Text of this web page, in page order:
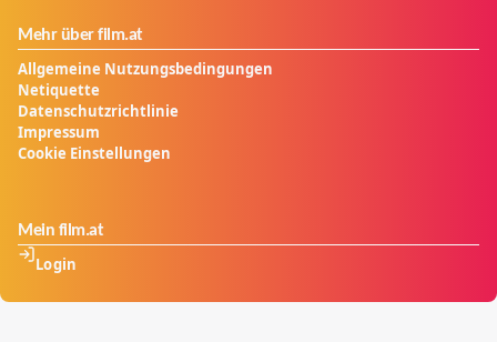
Mehr über film.at
Allgemeine Nutzungsbedingungen
Netiquette
Datenschutzrichtlinie
Impressum
Cookie Einstellungen
Mein film.at
Login